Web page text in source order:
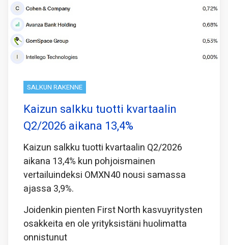
SALKUN RAKENNE
Kaizun salkku tuotti kvartaalin
Q2/2026 aikana 13,4%
Kaizun salkku tuotti kvartaalin Q2/2026
aikana 13,4% kun pohjoismainen
vertailuindeksi OMXN40 nousi samassa
ajassa 3,9%.
Joidenkin pienten First North kasvuyritysten
osakkeita en ole yrityksistäni huolimatta
onnistunut